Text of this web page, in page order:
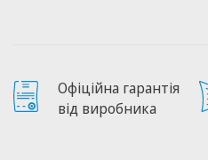
Офіційна гарантія
від виробника